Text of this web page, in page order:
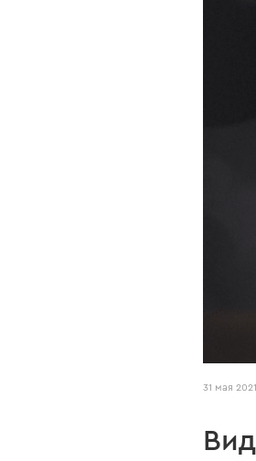
31 мая 2021